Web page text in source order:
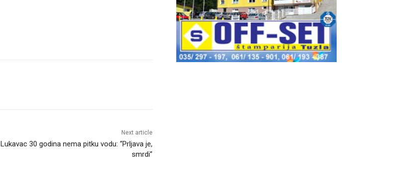
Next article
Lukavac 30 godina nema pitku vodu: “Prljava je,
smrdi”